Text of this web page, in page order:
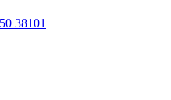
38101